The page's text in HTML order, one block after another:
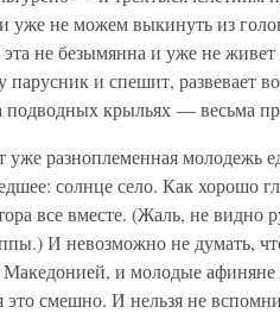
уже не можем выкинуть из
не безымянна и уже не
и спешит, развевает
подводных крыльях — весьма
уже разноплеменная молодежь
солнце село. Как хорошо
все вместе. (Жаль, не видно
И невозможно не думать,
и молодые
смешно. И нельзя не